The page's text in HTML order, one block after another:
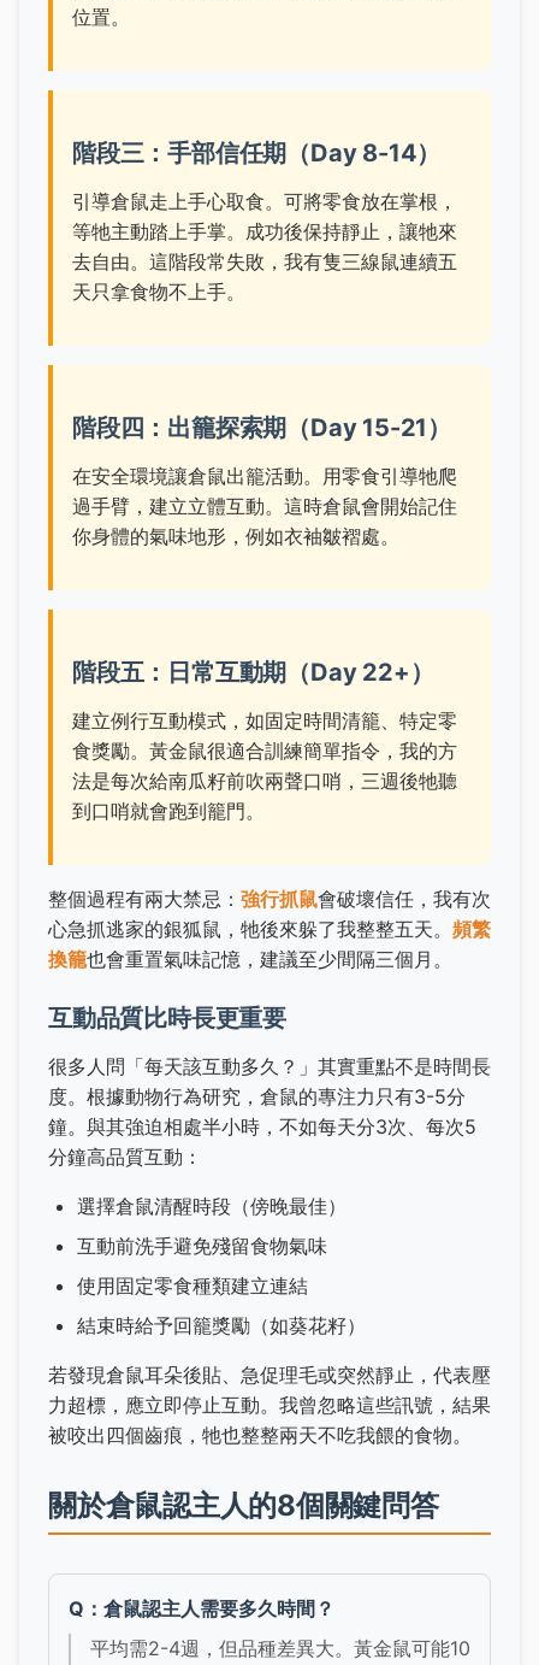
位置。
階段三：手部信任期（Day 8-14）
引導倉鼠走上手心取食。可將零食放在掌根，
等牠主動踏上手掌。成功後保持靜止，讓牠來
去自由。這階段常失敗，我有隻三線鼠連續五
天只拿食物不上手。
階段四：出籠探索期（Day 15-21）
在安全環境讓倉鼠出籠活動。用零食引導牠爬
過手臂，建立立體互動。這時倉鼠會開始記住
你身體的氣味地形，例如衣袖皺褶處。
階段五：日常互動期（Day 22+）
建立例行互動模式，如固定時間清籠、特定零
食獎勵。黃金鼠很適合訓練簡單指令，我的方
法是每次給南瓜籽前吹兩聲口哨，三週後牠聽
到口哨就會跑到籠門。
整個過程有兩大禁忌： 強行抓鼠會破壞信任，我有次
心急抓逃家的銀狐鼠，牠後來躲了我整整五天。 頻繁
換籠也會重置氣味記憶，建議至少間隔三個月。
互動品質比時長更重要
很多人問「每天該互動多久？」其實重點不是時間長
度。根據動物行為研究，倉鼠的專注力只有3-5分
鐘。與其強迫相處半小時，不如每天分3次、每次5
分鐘高品質互動：
選擇倉鼠清醒時段（傍晚最佳）
互動前洗手避免殘留食物氣味
使用固定零食種類建立連結
結束時給予回籠獎勵（如葵花籽）
若發現倉鼠耳朵後貼、急促理毛或突然靜止，代表壓
力超標，應立即停止互動。我曾忽略這些訊號，結果
被咬出四個齒痕，牠也整整兩天不吃我餵的食物。
關於倉鼠認主人的8個關鍵問答
Q：倉鼠認主人需要多久時間？
平均需2-4週，但品種差異大。黃金鼠可能10